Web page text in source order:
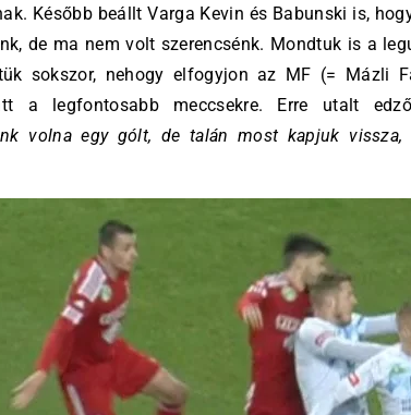
Később beállt Varga Kevin és Babunski is,
de ma nem volt szerencsénk. Mondtuk is a
sokszor, nehogy elfogyjon az MF (= Mázli
a legfontosabb meccsekre. Erre utalt
volna egy gólt, de talán most kapjuk